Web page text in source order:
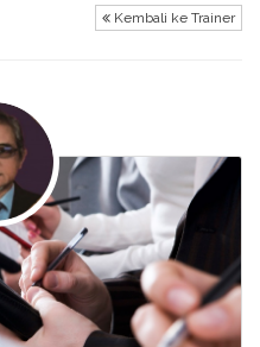
Kembali ke Trainer